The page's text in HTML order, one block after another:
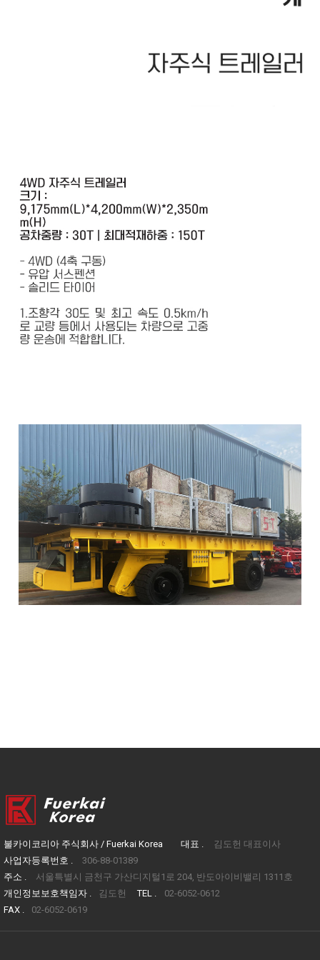
불카이코리아 주식회사 / Fuerkai Korea 대표 .
김도헌 대표이사
사업자등록번호 .
306-88-01389
주소 .
서울특별시 금천구 가산디지털1로 204, 반도아이비밸리 1311호
개인정보보호책임자 .
김도헌 TEL .
02-6052-0612
FAX .
02-6052-0619